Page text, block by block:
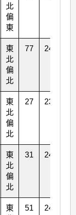
北
偏
東
東
北
偏
北
77 24/9
東
北
偏
北
27 23/9
東
北
偏
北
31 24/9
東
51 24/9